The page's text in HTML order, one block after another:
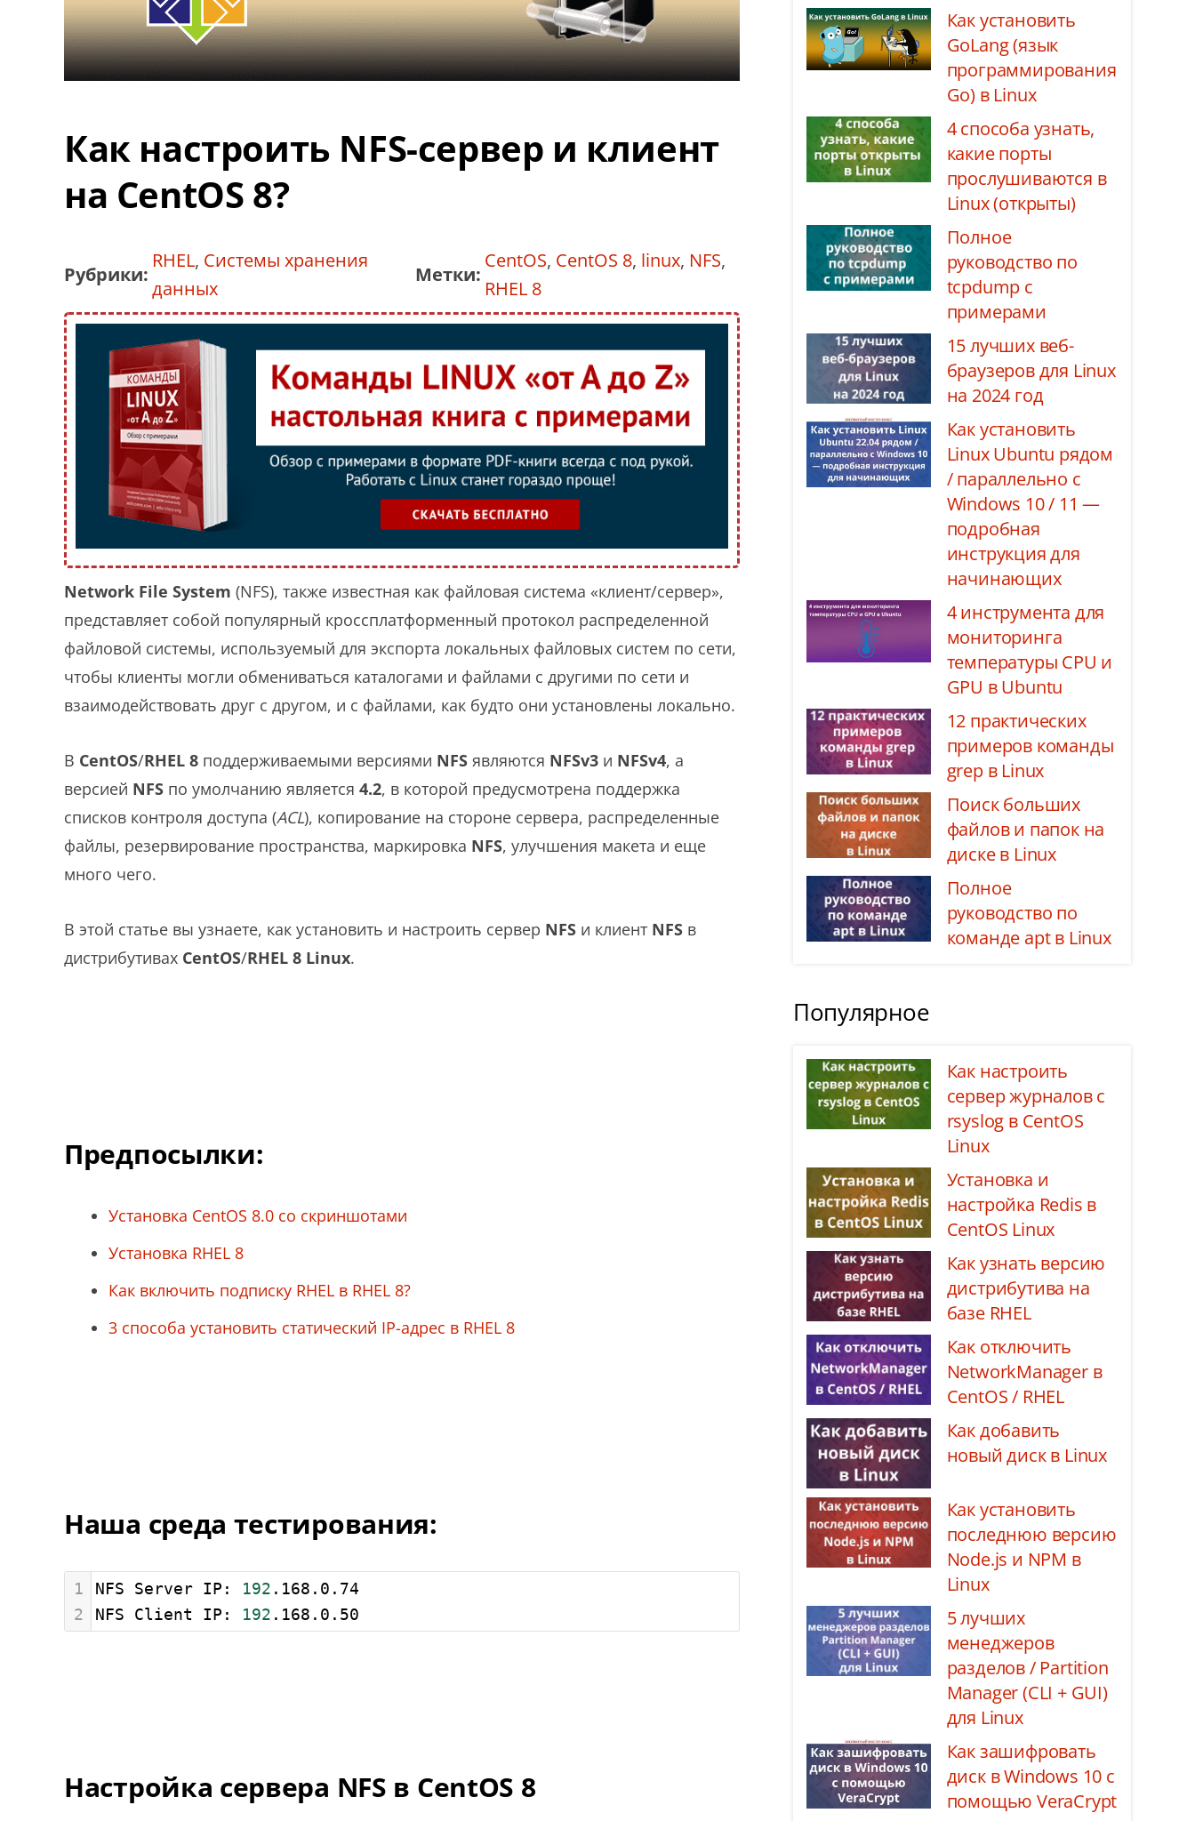
Как настроить NFS-сервер и клиент
на CentOS 8?
Рубрики:
RHEL, Системы хранения
данных
Метки:
CentOS, CentOS 8, linux, NFS,
RHEL 8
Network File System (NFS), также известная как файловая система «клиент/сервер»,
представляет собой популярный кроссплатформенный протокол распределенной
файловой системы, используемый для экспорта локальных файловых систем по сети,
чтобы клиенты могли обмениваться каталогами и файлами с другими по сети и
взаимодействовать друг с другом, и с файлами, как будто они установлены локально.
В CentOS/RHEL 8 поддерживаемыми версиями NFS являются NFSv3 и NFSv4, а
версией NFS по умолчанию является 4.2, в которой предусмотрена поддержка
списков контроля доступа (ACL), копирование на стороне сервера, распределенные
файлы, резервирование пространства, маркировка NFS, улучшения макета и еще
много чего.
В этой статье вы узнаете, как установить и настроить сервер NFS и клиент NFS в
дистрибутивах CentOS/RHEL 8 Linux.
Предпосылки:
Установка CentOS 8.0 со скриншотами
Установка RHEL 8
Как включить подписку RHEL в RHEL 8?
3 способа установить статический IP-адрес в RHEL 8
Наша среда тестирования:
1 NFS Server IP: 192 .168.0.74
2
NFS Client IP: 192 .168.0.50
Настройка сервера NFS в CentOS 8
Как установить
GoLang (язык
программирования
Go) в Linux
4 способа узнать,
какие порты
прослушиваются в
Linux (открыты)
Полное
руководство по
tcpdump с
примерами
15 лучших веб-
браузеров для Linux
на 2024 год
Как установить
Linux Ubuntu рядом
/ параллельно с
Windows 10 / 11 —
подробная
инструкция для
начинающих
4 инструмента для
мониторинга
температуры CPU и
GPU в Ubuntu
12 практических
примеров команды
grep в Linux
Поиск больших
файлов и папок на
диске в Linux
Полное
руководство по
команде apt в Linux
Популярное
Как настроить
сервер журналов с
rsyslog в CentOS
Linux
Установка и
настройка Redis в
CentOS Linux
Как узнать версию
дистрибутива на
базе RHEL
Как отключить
NetworkManager в
CentOS / RHEL
Как добавить
новый диск в Linux
Как установить
последнюю версию
Node.js и NPM в
Linux
5 лучших
менеджеров
разделов / Partition
Manager (CLI + GUI)
для Linux
Как зашифровать
диск в Windows 10 с
помощью VeraCrypt